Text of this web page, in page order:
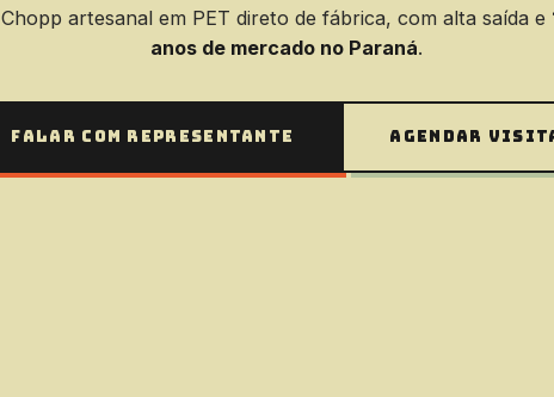
Chopp artesanal em PET direto de fábrica, com alta saída e
anos de mercado no Paraná.
FALAR COM REPRESENTANTE AGENDAR